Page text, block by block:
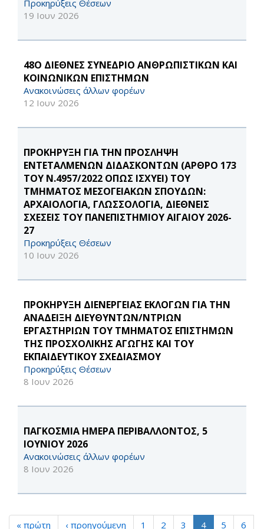
Προκηρύξεις Θέσεων
19 Ιουν 2026
48Ο ΔΙΕΘΝΕΣ ΣΥΝΕΔΡΙΟ ΑΝΘΡΩΠΙΣΤΙΚΩΝ ΚΑΙ
ΚΟΙΝΩΝΙΚΩΝ ΕΠΙΣΤΗΜΩΝ
Ανακοινώσεις άλλων φορέων
12 Ιουν 2026
ΠΡΟΚΗΡΥΞΗ ΓΙΑ ΤΗΝ ΠΡΟΣΛΗΨΗ
ΕΝΤΕΤΑΛΜΕΝΩΝ ΔΙΔΑΣΚΟΝΤΩΝ (ΑΡΘΡΟ 173
ΤΟΥ Ν.4957/2022 ΟΠΩΣ ΙΣΧΥΕΙ) ΤΟΥ
ΤΜΗΜΑΤΟΣ ΜΕΣΟΓΕΙΑΚΩΝ ΣΠΟΥΔΩΝ:
ΑΡΧΑΙΟΛΟΓΙΑ, ΓΛΩΣΣΟΛΟΓΙΑ, ΔΙΕΘΝΕΙΣ
ΣΧΕΣΕΙΣ ΤΟΥ ΠΑΝΕΠΙΣΤΗΜΙΟΥ ΑΙΓΑΙΟΥ 2026-
27
Προκηρύξεις Θέσεων
10 Ιουν 2026
ΠΡΟΚΗΡΥΞΗ ΔΙΕΝΕΡΓΕΙΑΣ ΕΚΛΟΓΩΝ ΓΙΑ ΤΗΝ
ΑΝΑΔΕΙΞΗ ΔΙΕΥΘΥΝΤΩΝ/ΝΤΡΙΩΝ
ΕΡΓΑΣΤΗΡΙΩΝ ΤΟΥ ΤΜΗΜΑΤΟΣ ΕΠΙΣΤΗΜΩΝ
ΤΗΣ ΠΡΟΣΧΟΛΙΚΗΣ ΑΓΩΓΗΣ ΚΑΙ ΤΟΥ
ΕΚΠΑΙΔΕΥΤΙΚΟΥ ΣΧΕΔΙΑΣΜΟΥ
Προκηρύξεις Θέσεων
8 Ιουν 2026
ΠΑΓΚΟΣΜΙΑ ΗΜΕΡΑ ΠΕΡΙΒΑΛΛΟΝΤΟΣ, 5
ΙΟΥΝΙΟΥ 2026
Ανακοινώσεις άλλων φορέων
8 Ιουν 2026
« πρώτη ‹ προηγούμενη 1 2 3 4 5
6